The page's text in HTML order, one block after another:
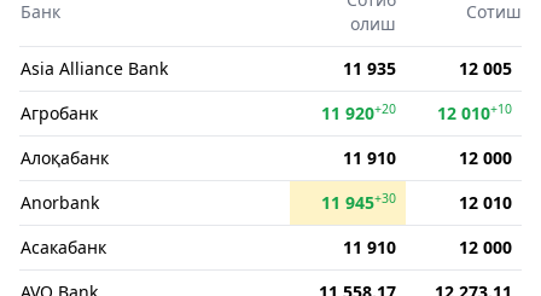
Банк
олиш
Сотиш
Asia Alliance Bank 11 935
12 005
Агробанк
11 920+20 12 010+10
Алоқабанк 11 910
12 000
Anorbank
11 945+30
12 010
Асакабанк
11 910
12 000